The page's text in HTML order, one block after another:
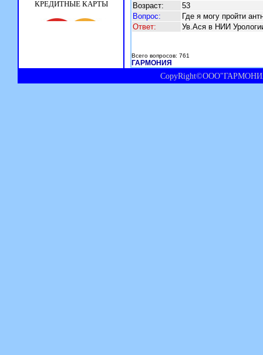
Возраст:
53
Вопрос:
Где я могу пройти
Ответ:
Ув.Ася в НИИ
Всего вопросов: 761
ГАРМОНИЯ